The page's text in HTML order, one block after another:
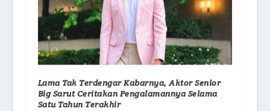
Lama Tak Terdengar Kabarnya, Aktor Senior
Big Sarut Ceritakan Pengalamannya Selama
Satu Tahun Terakhir